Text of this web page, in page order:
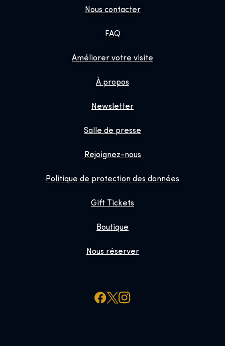
Nous contacter
FAQ
Améliorer votre visite
À propos
Newsletter
Salle de presse
Rejoignez-nous
Politique de protection des données
Gift Tickets
Boutique
Nous réserver